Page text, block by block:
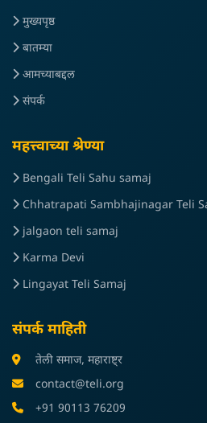
मुख्यपृष्ठ
बातम्या
आमच्याबद्दल
संपर्क
महत्त्वाच्या श्रेण्या
Bengali Teli Sahu samaj
Chhatrapati Sambhajinagar Teli
jalgaon teli samaj
Karma Devi
Lingayat Teli Samaj
संपर्क माहिती
तेली समाज, महाराष्ट्र
contact@teli.org
+91 90113 76209